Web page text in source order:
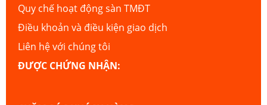
Quy chế hoạt động sàn TMĐT
Điều khoản và điều kiện giao dịch
Liên hệ với chúng tôi
ĐƯỢC CHỨNG NHẬN: